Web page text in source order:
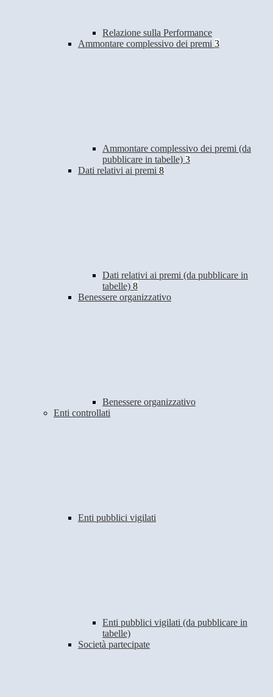
Relazione sulla Performance
Ammontare complessivo dei premi 3
Ammontare complessivo dei premi (da
pubblicare in tabelle) 3
Dati relativi ai premi 8
Dati relativi ai premi (da pubblicare in
tabelle) 8
Benessere organizzativo
Benessere organizzativo
Enti controllati
Enti pubblici vigilati
Enti pubblici vigilati (da pubblicare in
tabelle)
Società partecipate